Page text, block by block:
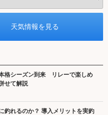
格シーズン到来 リレーで楽しめ
せて解説
釣れるのか？ 導入メリットを実釣